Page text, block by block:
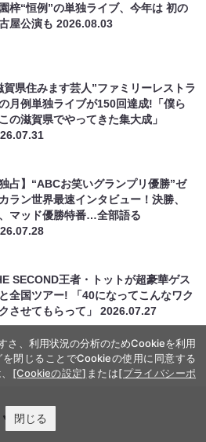
梓“恒例”の単独ライブ、今年は 初の
屋公演も2026.08.03
賀県住みます芸人”ファミリーレストラ
月例単独ライブが150回達成!「僕ら
の滋賀県でやってきた集大成」
独占】“ABCお笑いグランプリ優勝”ゼ
ラン世界最速インタビュー！決勝、
マッド優勝特番…全部語る
SECOND王者・トットが超豪華ゲス
と全国ツアー! 「40になってこんなワク
させてもらって」2026.07.27
ト
さ、利用状況の分析のためCookieを利用
閉じることでCookieの使用に同意する
[Cookieの設定] または[プライバシーポ
閉じる